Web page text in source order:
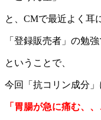
と、CMで最近よく耳
「登録販売者」の勉強
ということで、
今回「抗コリン成分」
「胃腸が急に痛む、、